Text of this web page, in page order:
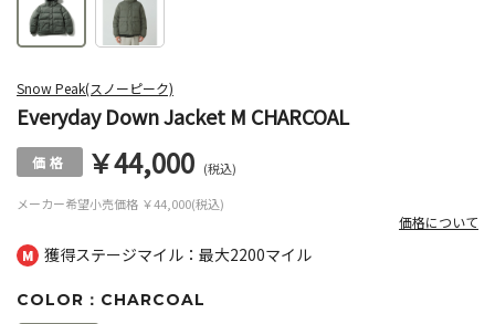
獲得ステージマイル：最大2200マイル
Snow Peak(スノーピーク)
Everyday Down Jacket M CHARCOAL
メーカー希望小売価格 ￥44,000(税込)
￥44,000 (税込)
価格について
COLOR：CHARCOAL